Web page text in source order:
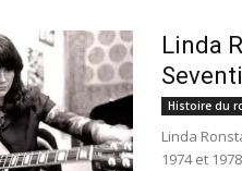
Linda
Histoire du
Linda
1974 et